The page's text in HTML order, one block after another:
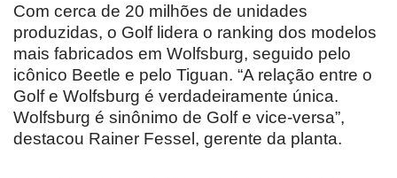
Com cerca de 20 milhões de unidades
produzidas, o Golf lidera o ranking dos modelos
mais fabricados em Wolfsburg, seguido pelo
icônico Beetle e pelo Tiguan. “A relação entre o
Golf e Wolfsburg é verdadeiramente única.
Wolfsburg é sinônimo de Golf e vice-versa”,
destacou Rainer Fessel, gerente da planta.